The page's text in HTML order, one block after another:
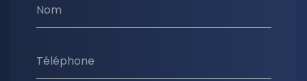
Nom
Téléphone